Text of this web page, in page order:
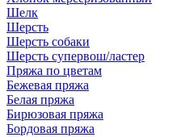
Шелк
Шерсть
Шерсть собаки
Шерсть супервош/ластер
Пряжа по цветам
Бежевая пряжа
Белая пряжа
Бирюзовая пряжа
Бордовая пряжа